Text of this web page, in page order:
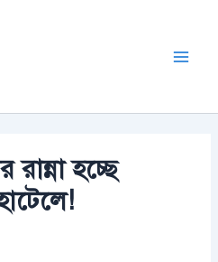
হচ্ছে